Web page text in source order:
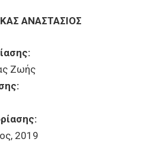
ΑΝΑΣΤΑΣΙΟΣ
Ζωής
2019